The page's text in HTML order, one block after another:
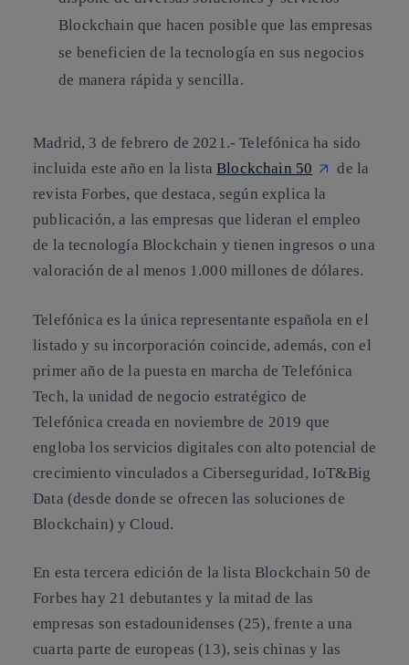
Blockchain que hacen posible que las empresas
se beneficien de la tecnología en sus negocios
de manera rápida y sencilla.
Madrid, 3 de febrero de 2021.-Telefónica ha sido
incluida este año en la listaBlockchain 50
de la
revista Forbes, que destaca, según explica la
publicación, a las empresas que lideran el empleo
de la tecnología Blockchain y tienen ingresos o una
valoración de al menos 1.000 millones de dólares.
Telefónica es la única representante española en el
listado y su incorporación coincide, además, con el
primer año de la puesta en marcha de Telefónica
Tech, la unidad de negocio estratégico de
Telefónica creada en noviembre de 2019 que
engloba los servicios digitales con alto potencial de
crecimiento vinculados a Ciberseguridad, IoT&Big
Data (desde donde se ofrecen las soluciones de
Blockchain) y Cloud.
En esta tercera edición de la lista Blockchain 50 de
Forbes hay 21 debutantes y la mitad de las
empresas son estadounidenses (25), frente a una
cuarta parte de europeas (13), seis chinas y las